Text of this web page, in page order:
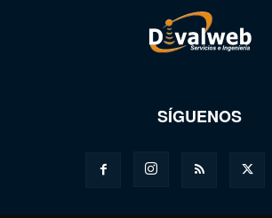
SÍGUENOS